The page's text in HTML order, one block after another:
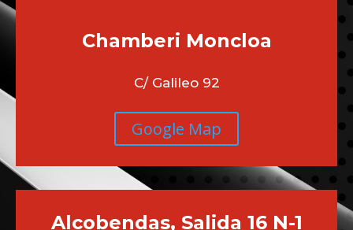
Chamberi Moncloa
C/ Galileo 92
Google Map
Alcobendas, Salida 16 N-1